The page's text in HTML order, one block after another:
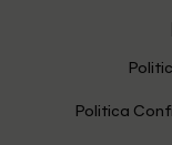
Politica